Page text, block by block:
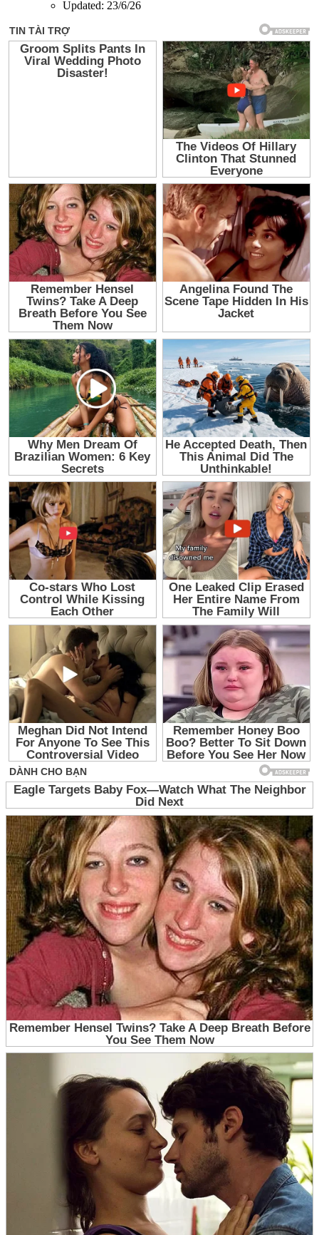
Updated: 23/6/26